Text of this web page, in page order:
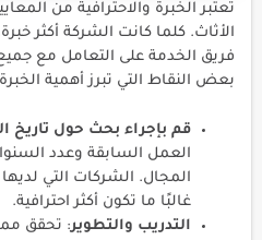
تعتبر الخبرة والاحترافية من
الأثاث. كلما كانت الشركة أكثر
فريق الخدمة على التعامل مع
بعض النقاط التي تبرز أهمية
قم بإجراء بحث حول تاريخ
العمل السابقة وعدد
المجال. الشركات التي
غالبًا ما تكون أكثر احترافية.
التدريب والتطوير: تحقق